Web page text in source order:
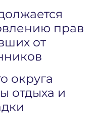
прав
от
округа
отдыха и